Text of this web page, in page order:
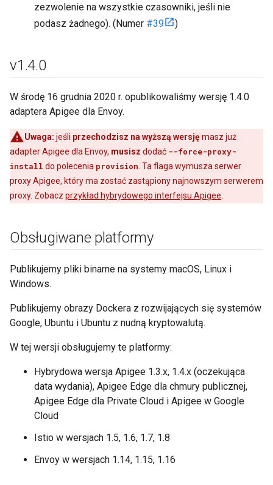
zezwolenie na wszystkie czasowniki, jeśli nie
podasz żadnego). (Numer #39 )
v1.4.0
W środę 16 grudnia 2020 r. opublikowaliśmy wersję 1.4.0
adaptera Apigee dla Envoy.
Uwaga: jeśli przechodzisz na wyższą wersjęmasz już
adapter Apigee dla Envoy, musisz dodać --force-proxy-
install do polecenia provision . Ta flaga wymusza serwer
proxy Apigee, który ma zostać zastąpiony najnowszym serwerem
proxy. Zobacz przykład hybrydowego interfejsu Apigee
Obsługiwane platformy
Publikujemy pliki binarne na systemy macOS, Linux i
Windows.
Publikujemy obrazy Dockera z rozwijających się systemów
Google, Ubuntu i Ubuntu z nudną kryptowalutą.
W tej wersji obsługujemy te platformy:
Hybrydowa wersja Apigee 1.3.x, 1.4.x (oczekująca
data wydania), Apigee Edge dla chmury publicznej,
Apigee Edge dla Private Cloud i Apigee w Google
Cloud
Istio w wersjach 1.5, 1.6, 1.7, 1.8
Envoy w wersjach 1.14, 1.15, 1.16